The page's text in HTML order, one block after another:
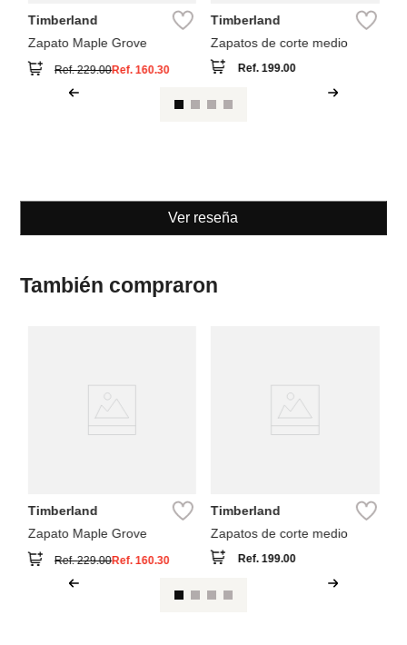
Timberland
Zapato Maple Grove
Ref.229.00Ref.160.30
Timberland
Zapatos de corte medio
Ref. 199.00
Ver reseña
También compraron
Timberland
Zapato Maple Grove
Ref.229.00Ref.160.30
Timberland
Zapatos de corte medio
Ref. 199.00